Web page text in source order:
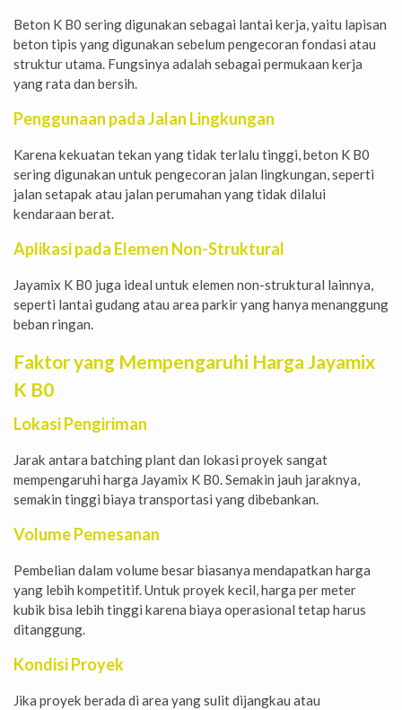
Beton K B0 sering digunakan sebagai lantai kerja, yaitu lapisan
beton tipis yang digunakan sebelum pengecoran fondasi atau
struktur utama. Fungsinya adalah sebagai permukaan kerja
yang rata dan bersih.
Penggunaan pada Jalan Lingkungan
Karena kekuatan tekan yang tidak terlalu tinggi, beton K B0
sering digunakan untuk pengecoran jalan lingkungan, seperti
jalan setapak atau jalan perumahan yang tidak dilalui
kendaraan berat.
Aplikasi pada Elemen Non-Struktural
Jayamix K B0 juga ideal untuk elemen non-struktural lainnya,
seperti lantai gudang atau area parkir yang hanya menanggung
beban ringan.
Faktor yang Mempengaruhi Harga Jayamix
K B0
Lokasi Pengiriman
Jarak antara batching plant dan lokasi proyek sangat
mempengaruhi harga Jayamix K B0. Semakin jauh jaraknya,
semakin tinggi biaya transportasi yang dibebankan.
Volume Pemesanan
Pembelian dalam volume besar biasanya mendapatkan harga
yang lebih kompetitif. Untuk proyek kecil, harga per meter
kubik bisa lebih tinggi karena biaya operasional tetap harus
ditanggung.
Kondisi Proyek
Jika proyek berada di area yang sulit dijangkau atau